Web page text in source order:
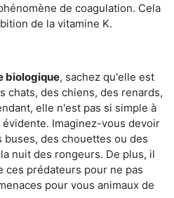
de coagulation. Cela
de la vitamine K.
biologique, sachez qu'elle est
chats, des chiens, des renards,
elle n'est pas si simple à
Imaginez-vous devoir
des chouettes ou des
nuit des rongeurs. De plus, il
ces prédateurs pour ne pas
pour vous animaux de